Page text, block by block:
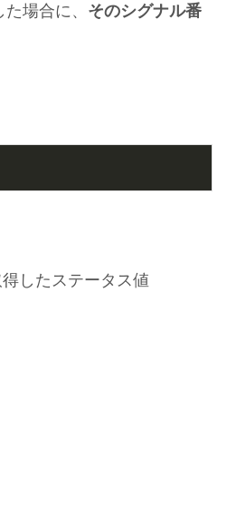
場合に、 そのシグナル番
したステータス値